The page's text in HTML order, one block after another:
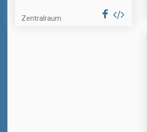
Zentralraum